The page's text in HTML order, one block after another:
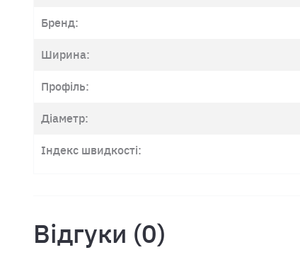
Бренд:
Ширина:
Профіль:
Діаметр:
Індекс швидкості:
Відгуки (0)